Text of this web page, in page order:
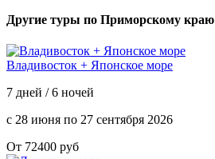
Другие туры по Приморскому краю
Владивосток + Японское море
7 дней / 6 ночей
с 28 июня по 27 сентября 2026
От 72400 руб